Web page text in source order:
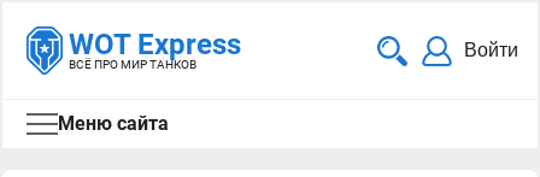
WOT Express
ВСЁ ПРО МИР ТАНКОВ
Войти
Меню сайта